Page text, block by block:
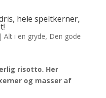
hele speltkerner,
Alt i en gryde, Den gode
risotto. Her
og masser af